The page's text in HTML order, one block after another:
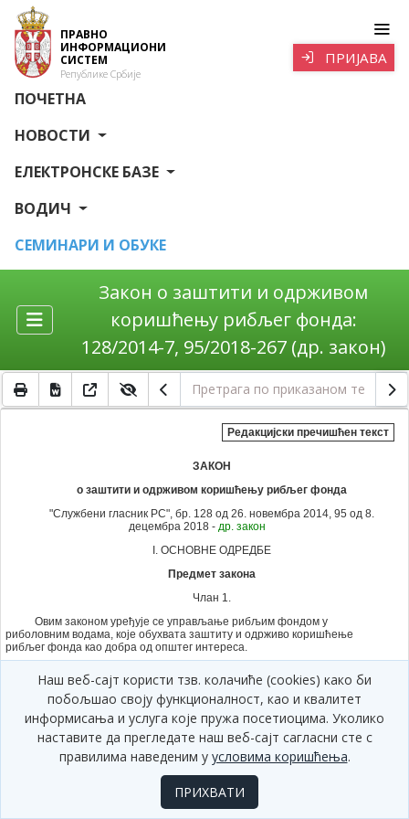
ПРАВНО
ИНФОРМАЦИОНИ
СИСТЕМ
Републике Србије
ПРИЈАВА
ПОЧЕТНА
НОВОСТИ
ЕЛЕКТРОНСКЕ БАЗЕ
ВОДИЧ
СЕМИНАРИ И ОБУКЕ
Наш веб-сајт користи тзв. колачиће (cookies) како би
побољшао своју функционалност, као и квалитет
информисања и услуга које пружа посетиоцима. Уколико
наставите да прегледате наш веб-сајт сагласни сте с
правилима наведеним у условима коришћења.
ПРИХВАТИ
Закон о заштити и одрживом
коришћењу рибљег фонда:
128/2014-7, 95/2018-267 (др. закон)
Редакцијски пречишћен текст
ЗАКОН
о заштити и одрживом коришћењу рибљег фонда
"Службени гласник РС", бр. 128 од 26. новембра 2014, 95 од 8.
децембра 2018 - др. закон
I. ОСНОВНЕ ОДРЕДБЕ
Предмет закона
Члан 1.
Овим законом уређује се управљање рибљим фондом у
риболовним водама, које обухвата заштиту и одрживо коришћење
рибљег фонда као добра од општег интереса.
одрживог коришћења, који доприноси очувању диверзитета ихтиофауне
и еколошког интегритета водених екосистема.
На риболовне воде у границама заштићеног подручја природе, као
и на заштићене врсте и покретна заштићена природна документа,
примењују се и прописи којима се уређује заштита природе ако овим
законом није друкчије одређено.
Рибљи фонд у риболовним водама је у државној својини.
Значење израза